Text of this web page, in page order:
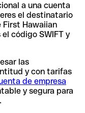
a una cuenta
el destinatario
First Hawaiian
código SWIFT y
las
y con tarifas
de empresa
y segura para